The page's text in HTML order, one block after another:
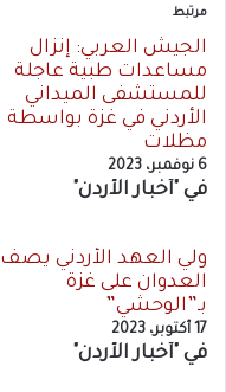
مرتبط
الجيش العربي: إنزال
مساعدات طبية عاجلة
للمستشفى الميداني
الأردني في غزة بواسطة
مظلات
6 نوفمبر، 2023
في "أخبار الأردن"
ولي العهد الأردني يصف
العدوان على غزة
بـ”الوحشي”
17 أكتوبر، 2023
في "أخبار الأردن"